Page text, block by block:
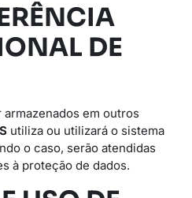
DE
em outros
utiliza ou utilizará o sistema
o caso, serão atendidas
à proteção de dados.